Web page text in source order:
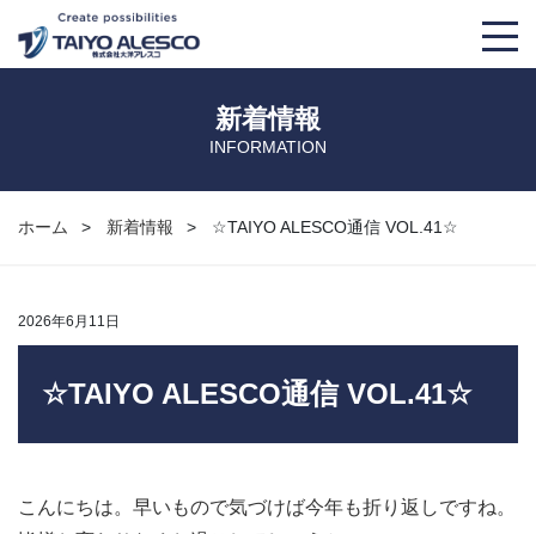
大洋アレスコの強み
経営理念
THS
AM’S+α
マンガでわかる！大洋アレスコ
豆知識
新着情報
INFORMATION
ホーム 新着情報 ☆TAIYO ALESCO通信 VOL.41☆
2026年6月11日
☆TAIYO ALESCO通信 VOL.41☆
こんにちは。早いもので気づけば今年も折り返しですね。